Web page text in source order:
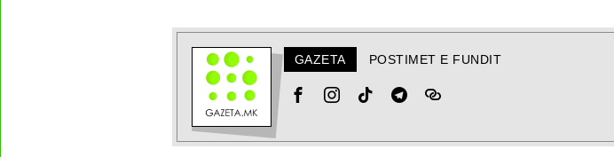
GAZETA POSTIMET E FUNDIT